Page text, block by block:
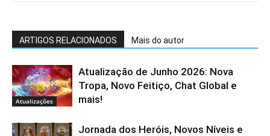
ARTIGOS RELACIONADOS Mais do autor
Atualizações
Atualização de Junho 2026: Nova
Tropa, Novo Feitiço, Chat Global e
mais!
Jornada dos Heróis, Novos Níveis e